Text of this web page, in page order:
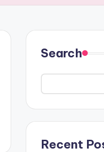
Search
Recent